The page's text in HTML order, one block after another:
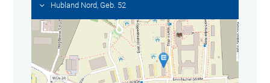
Hubland Nord, Geb. 52